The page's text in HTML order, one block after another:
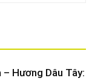
Hương Dâu Tây: